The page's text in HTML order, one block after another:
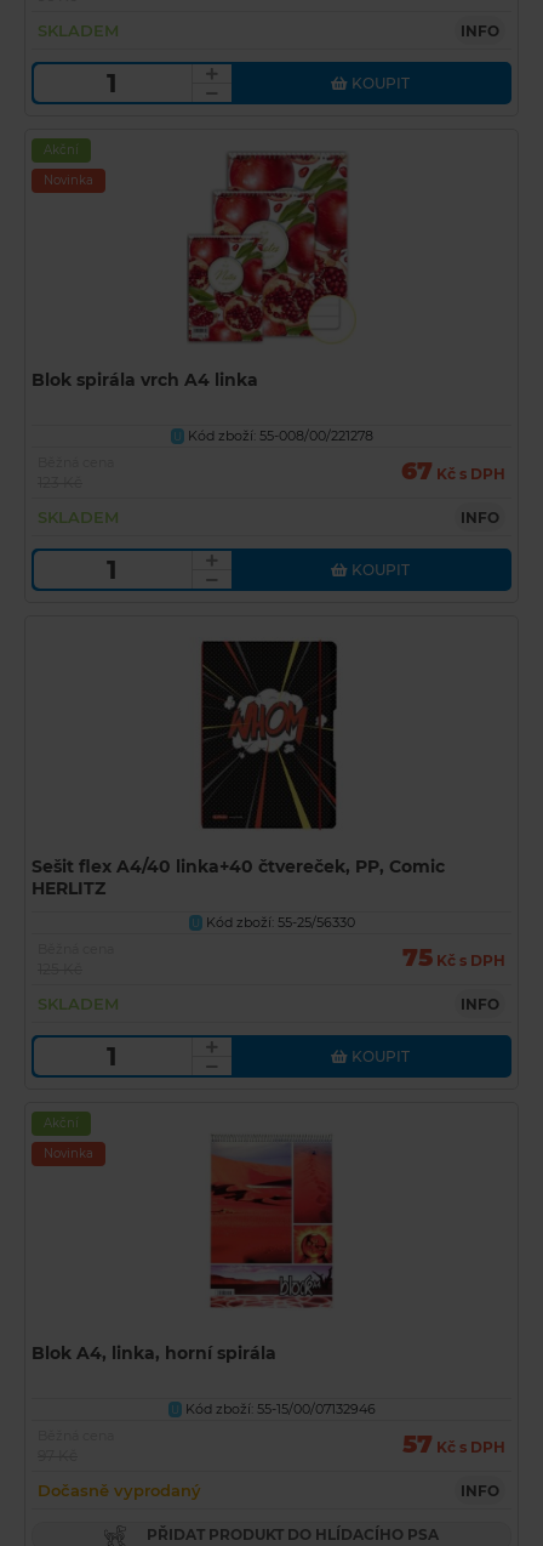
SKLADEM INFO
KOUPIT
Akční
Novinka
Blok spirála vrch A4 linka
U Kód zboží: 55-008/00/221278
67 Kč s DPH
SKLADEM INFO
KOUPIT
Sešit flex A4/40 linka+40 čtvereček, PP, Comic
HERLITZ
U Kód zboží: 55-25/56330
75 Kč s DPH
SKLADEM INFO
KOUPIT
Akční
Novinka
Blok A4, linka, horní spirála
U Kód zboží: 55-15/00/07132946
57 Kč s DPH
Dočasně vyprodaný INFO
PŘIDAT PRODUKT DO HLÍDACÍHO PSA